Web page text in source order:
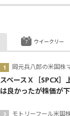
岡元兵八郎の米国株
スペースＸ［SPCX
は良かったが株価が
モトリーフール米国
ウイークリー